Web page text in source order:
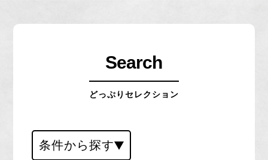
Search
どっぷりセレクション
条件から探す